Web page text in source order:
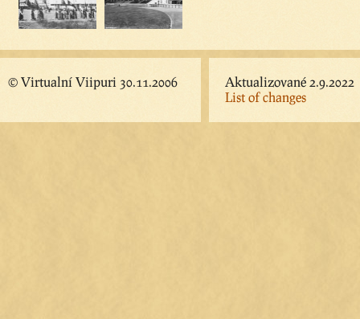
© Virtualní Viipuri 30.11.2006
Aktualizované 2.9.2022
List of changes